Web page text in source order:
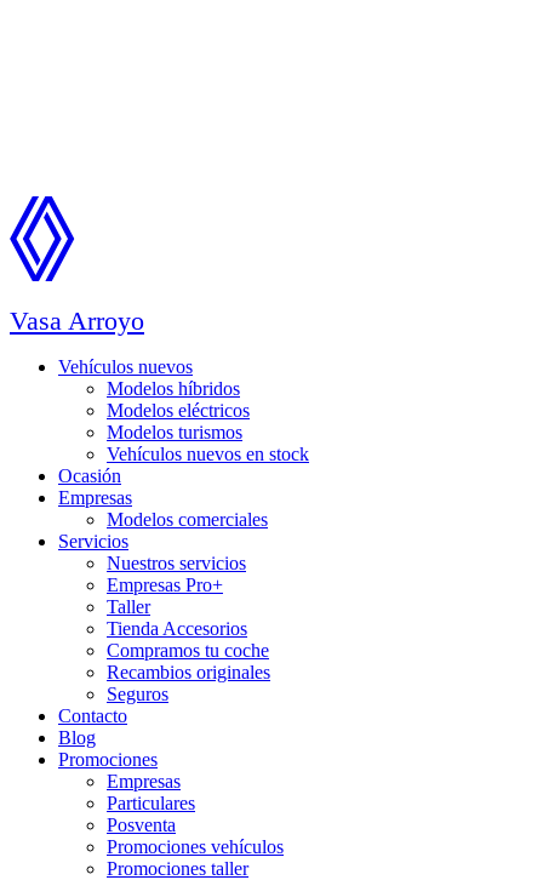
Vasa Arroyo
Vehículos nuevos
Modelos híbridos
Modelos eléctricos
Modelos turismos
Vehículos nuevos en stock
Ocasión
Empresas
Modelos comerciales
Servicios
Nuestros servicios
Empresas Pro+
Taller
Tienda Accesorios
Compramos tu coche
Recambios originales
Seguros
Contacto
Blog
Promociones
Empresas
Particulares
Posventa
Promociones vehículos
Promociones taller